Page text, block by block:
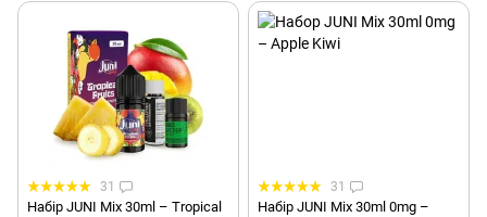
31
Набір JUNI Mix 30ml – Tropical
31
Набір JUNI Mix 30ml 0mg –